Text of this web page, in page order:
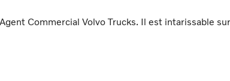
Commercial Volvo Trucks. Il est intarissable